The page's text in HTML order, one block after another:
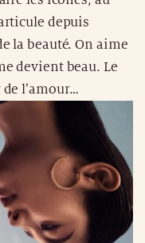
depuis
la beauté. On aime
devient beau. Le
l’amour…